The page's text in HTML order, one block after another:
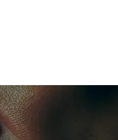
off